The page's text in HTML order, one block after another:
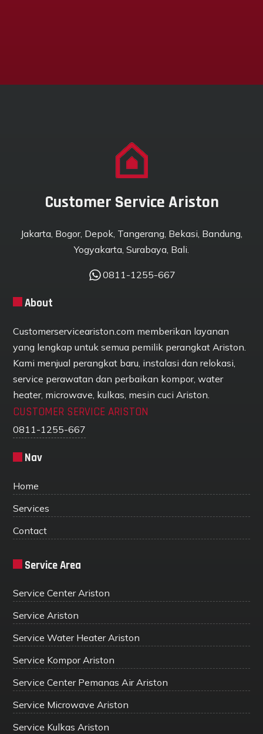
Customer Service Ariston
Jakarta, Bogor, Depok, Tangerang, Bekasi, Bandung,
Yogyakarta, Surabaya, Bali.
0811-1255-667
About
Customerserviceariston.com memberikan layanan
yang lengkap untuk semua pemilik perangkat Ariston.
Kami menjual perangkat baru, instalasi dan relokasi,
service perawatan dan perbaikan kompor, water
heater, microwave, kulkas, mesin cuci Ariston.
CUSTOMER SERVICE ARISTON
0811-1255-667
Nav
Home
Services
Contact
Service Area
Service Center Ariston
Service Ariston
Service Water Heater Ariston
Service Kompor Ariston
Service Center Pemanas Air Ariston
Service Microwave Ariston
Service Kulkas Ariston